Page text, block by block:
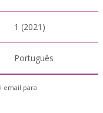
1 (2021)
Português
email para